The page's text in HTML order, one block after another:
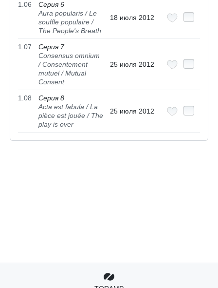
1.06
Серия 6
Aura popularis / Le
souffle populaire /
The People's Breath
18 июля 2012
1.07
Серия 7
Consensus omnium
/ Consentement
mutuel / Mutual
Consent
25 июля 2012
1.08
Серия 8
Acta est fabula / La
pièce est jouée / The
play is over
25 июля 2012